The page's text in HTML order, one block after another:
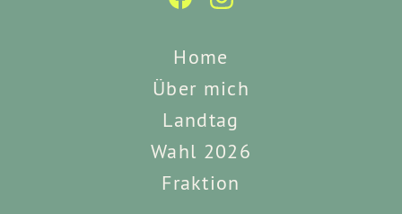
Home
Über mich
Landtag
Wahl 2026
Fraktion